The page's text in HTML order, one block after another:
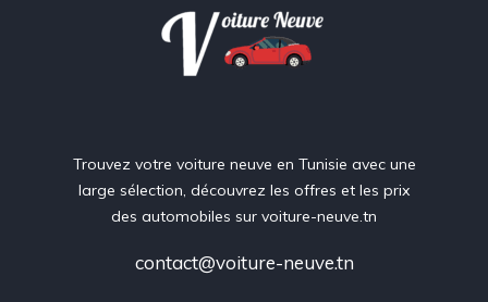
Trouvez votre voiture neuve en Tunisie avec une
large sélection, découvrez les offres et les prix
des automobiles sur voiture-neuve.tn
contact@voiture-neuve.tn